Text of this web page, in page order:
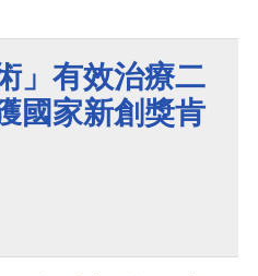
」有效治療二
國家新創獎肯